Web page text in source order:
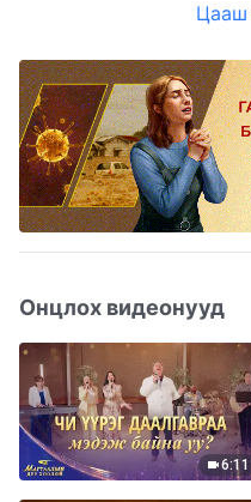
Цааш
Онцлох видеонууд
6:11